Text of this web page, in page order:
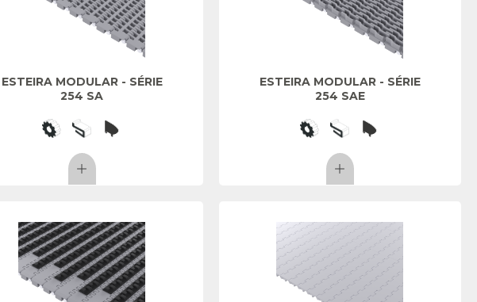
ESTEIRA MODULAR - SÉRIE
254 SA
ESTEIRA MODULAR - SÉRIE
254 SAE